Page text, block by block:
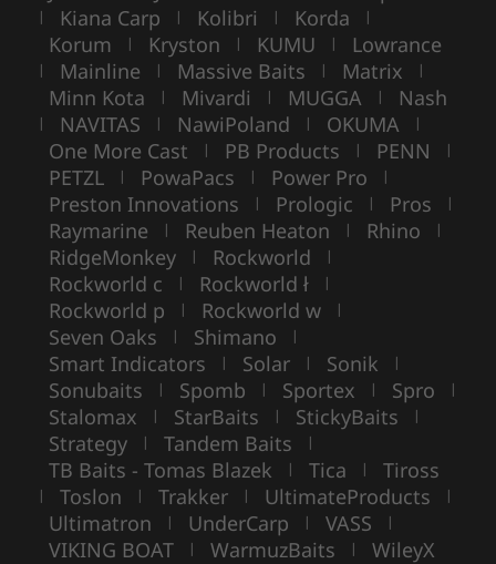
| Kiana Carp | Kolibri | Korda |
Korum | Kryston | KUMU | Lowrance
| Mainline | Massive Baits | Matrix |
Minn Kota | Mivardi | MUGGA | Nash
| NAVITAS | NawiPoland | OKUMA |
One More Cast | PB Products | PENN |
PETZL | PowaPacs | Power Pro |
Preston Innovations | Prologic | Pros |
Raymarine | Reuben Heaton | Rhino |
RidgeMonkey | Rockworld |
Rockworld c | Rockworld ł |
Rockworld p | Rockworld w |
Seven Oaks | Shimano |
Smart Indicators | Solar | Sonik |
Sonubaits | Spomb | Sportex | Spro |
Stalomax | StarBaits | StickyBaits |
Strategy | Tandem Baits |
TB Baits - Tomas Blazek | Tica | Tiross
| Toslon | Trakker | UltimateProducts |
Ultimatron | UnderCarp | VASS |
VIKING BOAT | WarmuzBaits | WileyX